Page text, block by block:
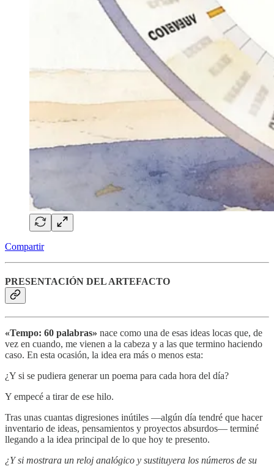
Compartir
PRESENTACIÓN DEL ARTEFACTO
«Tempo: 60 palabras» nace como una de esas ideas locas que, de
vez en cuando, me vienen a la cabeza y a las que termino haciendo
caso. En esta ocasión, la idea era más o menos esta:
¿Y si se pudiera generar un poema para cada hora del día?
Y empecé a tirar de ese hilo.
Tras unas cuantas digresiones inútiles —algún día tendré que hacer
inventario de ideas, pensamientos y proyectos absurdos— terminé
llegando a la idea principal de lo que hoy te presento.
¿Y si mostrara un reloj analógico y sustituyera los números de su